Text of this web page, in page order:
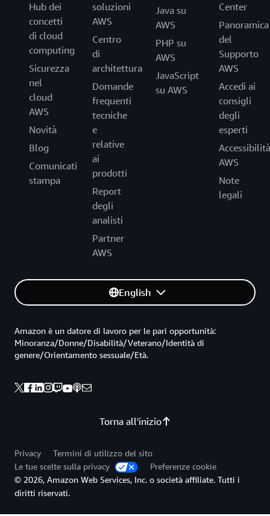
Hub dei
concetti
di cloud
computing
Sicurezza
nel
cloud
AWS
Novità
Blog
Comunicati
stampa
soluzioni
AWS
Centro
di
architettura
Domande
frequenti
tecniche
e
relative
ai
prodotti
Report
degli
analisti
Partner
AWS
Java su
AWS
PHP su
AWS
JavaScript
su AWS
Center
Panoramica
del
Supporto
AWS
Accedi ai
consigli
degli
esperti
Accessibilità
AWS
Note
legali
English
Torna all'inizio
Amazon è un datore di lavoro per le pari opportunità:
Minoranza/Donne/Disabilità/Veterano/Identità di
genere/Orientamento sessuale/Età.
Privacy
Termini di utilizzo del sito
Le tue scelte sulla privacy
Preferenze cookie
© 2026, Amazon Web Services, Inc. o società affiliate. Tutti i
diritti riservati.